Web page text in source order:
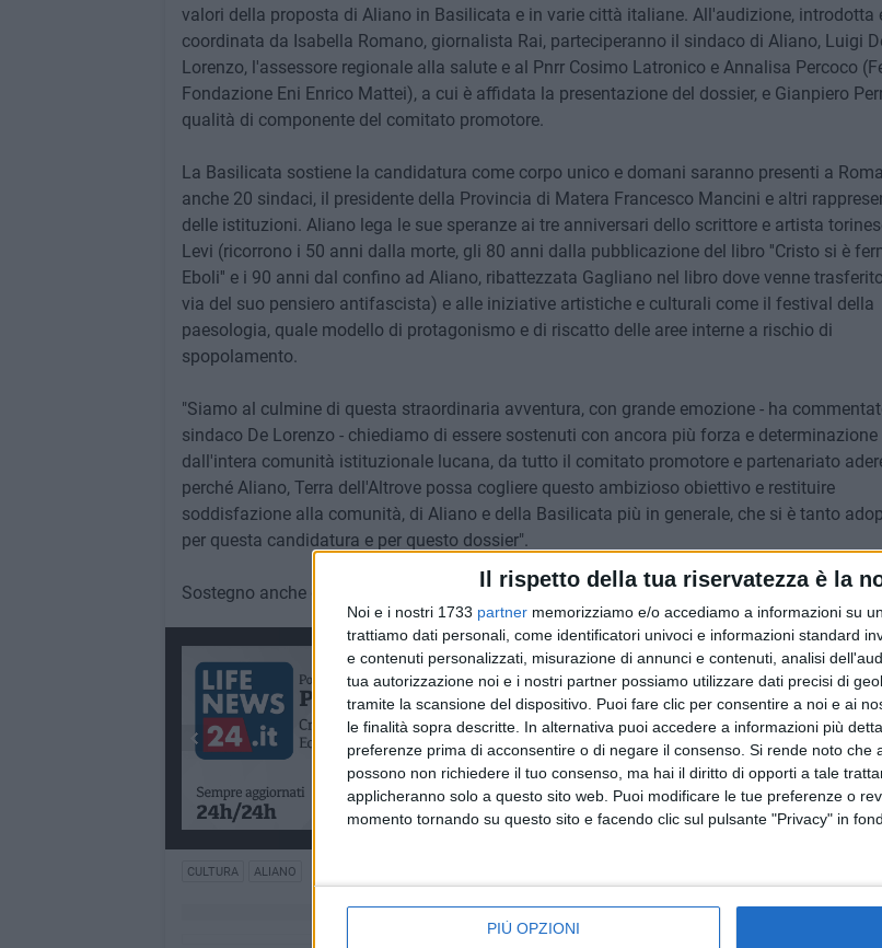
Il rispetto della tua riservatezza è la
Noi e i nostri 1733 partner memorizziamo e/o accediamo a informazioni su
trattiamo dati personali, come identificatori univoci e informazioni standard
e contenuti personalizzati, misurazione di annunci e contenuti, analisi
tua autorizzazione noi e i nostri partner possiamo utilizzare dati precisi di
tramite la scansione del dispositivo. Puoi fare clic per consentire a noi e ai
le finalità sopra descritte. In alternativa puoi accedere a informazioni più
preferenze prima di acconsentire o di negare il consenso. Si rende noto che
possono non richiedere il tuo consenso, ma hai il diritto di opporti a tale
applicheranno solo a questo sito web. Puoi modificare le tue preferenze o
momento tornando su questo sito e facendo clic sul pulsante "Privacy" in
PIÙ OPZIONI
valori della proposta di Aliano in Basilicata e in varie città italiane. All'audizione, introdotta
coordinata da Isabella Romano, giornalista Rai, parteciperanno il sindaco di Aliano, Luigi
Lorenzo, l'assessore regionale alla salute e al Pnrr Cosimo Latronico e Annalisa Percoco
Fondazione Eni Enrico Mattei), a cui è affidata la presentazione del dossier, e Gianpiero
qualità di componente del comitato promotore.
La Basilicata sostiene la candidatura come corpo unico e domani saranno presenti a Roma
anche 20 sindaci, il presidente della Provincia di Matera Francesco Mancini e altri
delle istituzioni. Aliano lega le sue speranze ai tre anniversari dello scrittore e artista
Levi (ricorrono i 50 anni dalla morte, gli 80 anni dalla pubblicazione del libro ''Cristo si è
Eboli'' e i 90 anni dal confino ad Aliano, ribattezzata Gagliano nel libro dove venne
via del suo pensiero antifascista) e alle iniziative artistiche e culturali come il festival della
paesologia, quale modello di protagonismo e di riscatto delle aree interne a rischio di
spopolamento.
"Siamo al culmine di questa straordinaria avventura, con grande emozione - ha
sindaco De Lorenzo - chiediamo di essere sostenuti con ancora più forza e determinazione
dall'intera comunità istituzionale lucana, da tutto il comitato promotore e partenariato
perché Aliano, Terra dell'Altrove possa cogliere questo ambizioso obiettivo e restituire
soddisfazione alla comunità, di Aliano e della Basilicata più in generale, che si è tanto
per questa candidatura e per questo dossier".
Sostegno anche da Anci, dalla Fondazione Matera Basilicata 2019 e dall'Apt.
CULTURA ALIANO